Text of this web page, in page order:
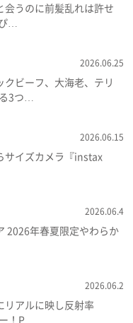
会うのに前髪乱れは許せ
…
2026.06.25
ビーフ、大海老、テリ
3つ…
2026.06.15
サイズカメラ『instax
2026.06.4
2026年春夏限定やわらか
2026.06.2
リアルに映し反射率
！P…